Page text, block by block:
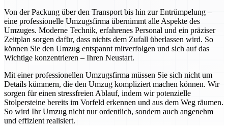
Von der Packung über den Transport bis hin zur Entrümpelung –
eine professionelle Umzugsfirma übernimmt alle Aspekte des
Umzuges. Moderne Technik, erfahrenes Personal und ein präziser
Zeitplan sorgen dafür, dass nichts dem Zufall überlassen wird. So
können Sie den Umzug entspannt mitverfolgen und sich auf das
Wichtige konzentrieren – Ihren Neustart.
Mit einer professionellen Umzugsfirma müssen Sie sich nicht um
Details kümmern, die den Umzug kompliziert machen können. Wir
sorgen für einen stressfreien Ablauf, indem wir potenzielle
Stolpersteine bereits im Vorfeld erkennen und aus dem Weg räumen.
So wird Ihr Umzug nicht nur ordentlich, sondern auch angenehm
und effizient realisiert.